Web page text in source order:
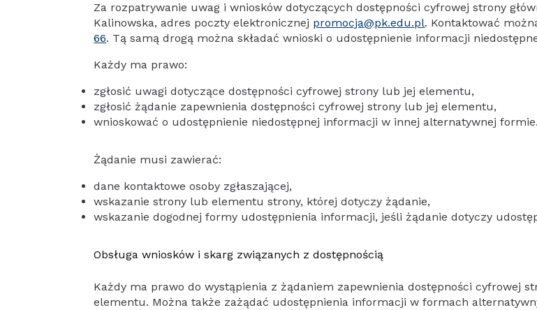
Za rozpatrywanie uwag i wniosków dotyczących dostępności cyfrowej strony
Kalinowska, adres poczty elektronicznej promocja@pk.edu.pl. Kontaktować
66. Tą samą drogą można składać wnioski o udostępnienie informacji
Każdy ma prawo:
zgłosić uwagi dotyczące dostępności cyfrowej strony lub jej elementu,
zgłosić żądanie zapewnienia dostępności cyfrowej strony lub jej elementu,
wnioskować o udostępnienie niedostępnej informacji w innej alternatywnej formie.
Żądanie musi zawierać:
dane kontaktowe osoby zgłaszającej,
wskazanie strony lub elementu strony, której dotyczy żądanie,
wskazanie dogodnej formy udostępnienia informacji, jeśli żądanie dotyczy
Obsługa wniosków i skarg związanych z dostępnością
Każdy ma prawo do wystąpienia z żądaniem zapewnienia dostępności cyfrowej
elementu. Można także zażądać udostępnienia informacji w formach